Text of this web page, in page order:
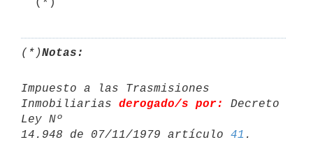
(*)Notas:
Impuesto a las Trasmisiones
Inmobiliarias derogado/s por:
Decreto
Ley Nº
14.948 de 07/11/1979 artículo 41